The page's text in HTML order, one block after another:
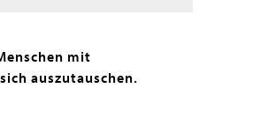
mit
auszutauschen.